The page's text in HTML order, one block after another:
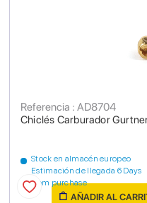
Chiclés Carburador
Referencia : AD8704
Stock en almacén europeo
Estimación de llegada 6 Days
from purchase
AÑADIR AL